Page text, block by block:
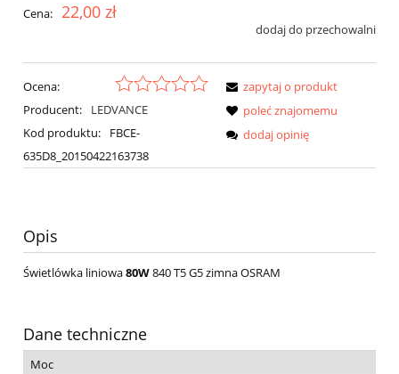
Cena: 22,00 zł
dodaj do przechowalni
Ocena:
Producent:
LEDVANCE
Kod produktu:
FBCE-
635D8_20150422163738
zapytaj o produkt
poleć znajomemu
dodaj opinię
Opis
Świetlówka liniowa80W840 T5 G5 zimna OSRAM
Dane techniczne
Moc